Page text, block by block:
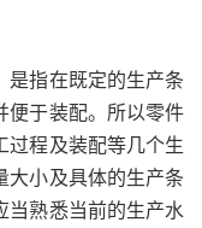
指在既定的生产条
便于装配。所以零件
过程及装配等几个生
大小及具体的生产条
当熟悉当前的生产水